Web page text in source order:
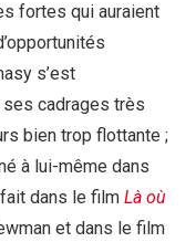
fortes qui auraient
s’est
cadrages très
bien trop flottante ;
à lui-même dans
dans le film Là où
et dans le film